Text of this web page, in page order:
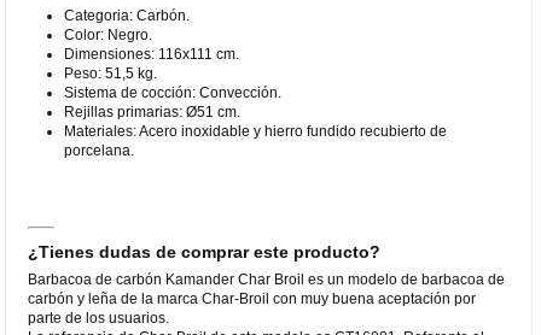
Categoria: Carbón.
Color: Negro.
Dimensiones: 116x111 cm.
Peso: 51,5 kg.
Sistema de cocción: Convección.
Rejillas primarias: Ø51 cm.
Materiales: Acero inoxidable y hierro fundido recubierto de
porcelana.
¿Tienes dudas de comprar este producto?
Barbacoa de carbón Kamander Char Broil es un modelo de barbacoa de
carbón y leña de la marca Char-Broil con muy buena aceptación por
parte de los usuarios.